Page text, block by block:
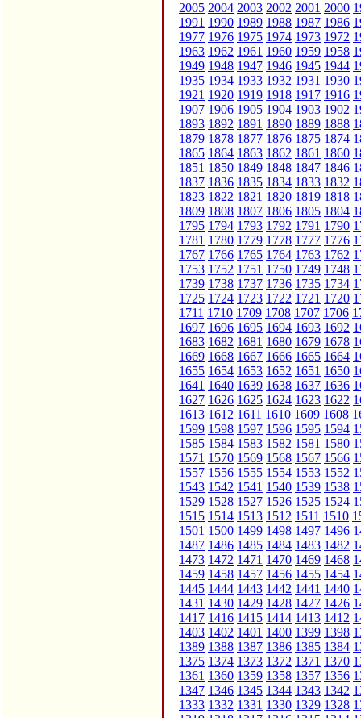
2005 2004 2003 2002 2001 2000
1991 1990 1989 1988 1987 1986
1977 1976 1975 1974 1973 1972
1963 1962 1961 1960 1959 1958
1949 1948 1947 1946 1945 1944
1935 1934 1933 1932 1931 1930
1921 1920 1919 1918 1917 1916
1907 1906 1905 1904 1903 1902
1893 1892 1891 1890 1889 1888
1879 1878 1877 1876 1875 1874
1865 1864 1863 1862 1861 1860
1851 1850 1849 1848 1847 1846
1837 1836 1835 1834 1833 1832
1823 1822 1821 1820 1819 1818
1809 1808 1807 1806 1805 1804
1795 1794 1793 1792 1791 1790
1781 1780 1779 1778 1777 1776
1767 1766 1765 1764 1763 1762
1753 1752 1751 1750 1749 1748
1739 1738 1737 1736 1735 1734
1725 1724 1723 1722 1721 1720
1711 1710 1709 1708 1707 1706
1697 1696 1695 1694 1693 1692
1683 1682 1681 1680 1679 1678
1669 1668 1667 1666 1665 1664
1655 1654 1653 1652 1651 1650
1641 1640 1639 1638 1637 1636
1627 1626 1625 1624 1623 1622
1613 1612 1611 1610 1609 1608
1599 1598 1597 1596 1595 1594
1585 1584 1583 1582 1581 1580
1571 1570 1569 1568 1567 1566
1557 1556 1555 1554 1553 1552
1543 1542 1541 1540 1539 1538
1529 1528 1527 1526 1525 1524
1515 1514 1513 1512 1511 1510
1501 1500 1499 1498 1497 1496
1487 1486 1485 1484 1483 1482
1473 1472 1471 1470 1469 1468
1459 1458 1457 1456 1455 1454
1445 1444 1443 1442 1441 1440
1431 1430 1429 1428 1427 1426
1417 1416 1415 1414 1413 1412
1403 1402 1401 1400 1399 1398
1389 1388 1387 1386 1385 1384
1375 1374 1373 1372 1371 1370
1361 1360 1359 1358 1357 1356
1347 1346 1345 1344 1343 1342
1333 1332 1331 1330 1329 1328